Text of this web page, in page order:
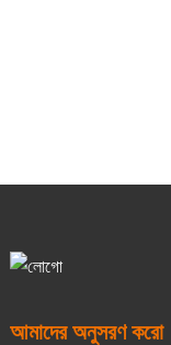
আমাদের অনুসরণ করো